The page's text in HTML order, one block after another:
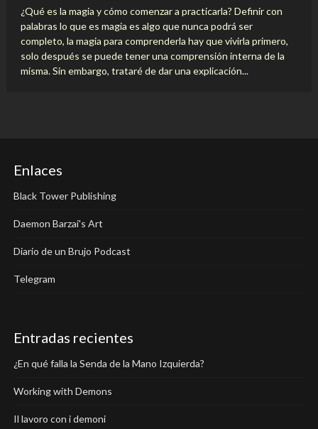
¿Qué es la magia y cómo comenzar a practicarla? Definir con
palabras lo que es magia es algo que nunca podrá ser
completo, la magia para comprenderla hay que vivirla primero,
solo después se puede tener una comprensión interna de la
misma. Sin embargo, trataré de dar una explicación...
Enlaces
Black Tower Publishing
Daemon Barzai's Art
Diario de un Brujo Podcast
Telegram
Entradas recientes
¿En qué falla la Senda de la Mano Izquierda?
Working with Demons
Il lavoro con i demoni